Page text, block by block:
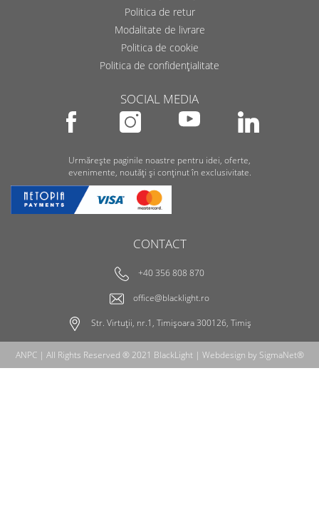
Cu motorul de măsurare de la
partenerul nostru de încredere
NovAtel și alte tehnologii Hexagon,
Zenith60 este o antenă pe care vă
puteți baza. Desigur, Zenith60 acceptă
toate sistemele și semnalele GNSS
procesa toate semnalele viitoare.
Politica de retur
Modalitate de livrare
Politica de cookie
Politica de confidențialitate
SOCIAL MEDIA
Urmărește paginile noastre pentru idei, oferte,
evenimente, noutăți și conținut în exclusivitate.
CONTACT
+40 356 808 870
office@blacklight.ro
Str. Virtuții, nr.1, Timișoara 300126, Timiș
ANPC| All Rights Reserved ® 2021 BlackLight | Webdesign by SigmaNet®